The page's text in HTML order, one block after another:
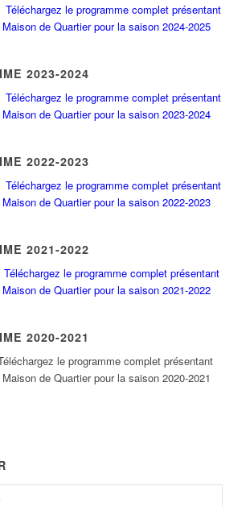
Téléchargez le programme complet présentant
de Quartier pour la saison 2024-2025
2023-2024
Téléchargez le programme complet présentant
de Quartier pour la saison 2023-2024
2022-2023
Téléchargez le programme complet présentant
de Quartier pour la saison 2022-2023
2021-2022
Téléchargez le programme complet présentant
de Quartier pour la saison 2021-2022
2020-2021
échargez le programme complet présentant
de Quartier pour la saison 2020-2021